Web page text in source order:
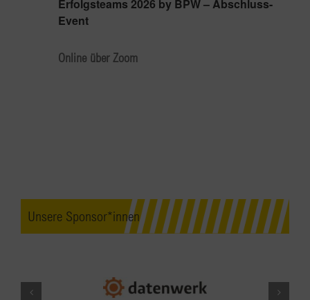
Erfolgsteams 2026 by BPW – Abschluss-
Event
Online über Zoom
Unsere Sponsor*innen